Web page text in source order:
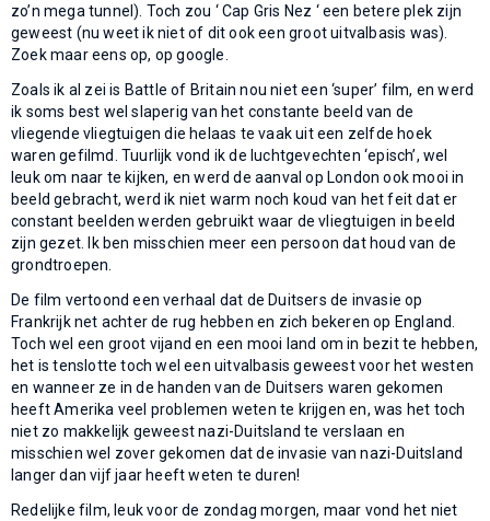
zo’n mega tunnel). Toch zou ‘ Cap Gris Nez ‘ een betere plek zijn
geweest (nu weet ik niet of dit ook een groot uitvalbasis was).
Zoek maar eens op, op google.
Zoals ik al zei is Battle of Britain nou niet een ‘super’ film, en werd
ik soms best wel slaperig van het constante beeld van de
vliegende vliegtuigen die helaas te vaak uit een zelfde hoek
waren gefilmd. Tuurlijk vond ik de luchtgevechten ‘episch’, wel
leuk om naar te kijken, en werd de aanval op London ook mooi in
beeld gebracht, werd ik niet warm noch koud van het feit dat er
constant beelden werden gebruikt waar de vliegtuigen in beeld
zijn gezet. Ik ben misschien meer een persoon dat houd van de
grondtroepen.
De film vertoond een verhaal dat de Duitsers de invasie op
Frankrijk net achter de rug hebben en zich bekeren op England.
Toch wel een groot vijand en een mooi land om in bezit te hebben,
het is tenslotte toch wel een uitvalbasis geweest voor het westen
en wanneer ze in de handen van de Duitsers waren gekomen
heeft Amerika veel problemen weten te krijgen en, was het toch
niet zo makkelijk geweest nazi-Duitsland te verslaan en
misschien wel zover gekomen dat de invasie van nazi-Duitsland
langer dan vijf jaar heeft weten te duren!
Redelijke film, leuk voor de zondag morgen, maar vond het niet